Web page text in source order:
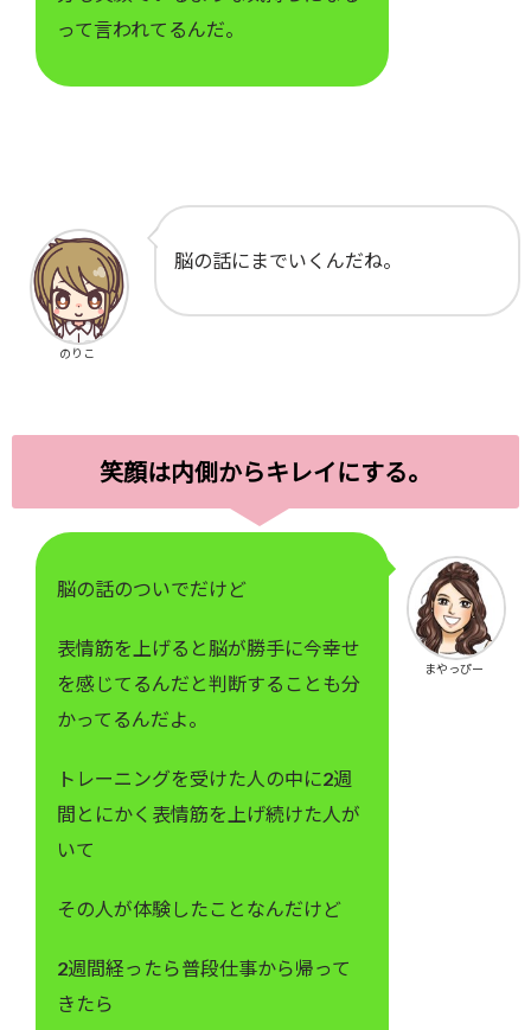
って言われてるんだ。
脳の話にまでいくんだね。
のりこ
笑顔は内側からキレイにする。
脳の話のついでだけど
表情筋を上げると脳が勝手に今幸せ
を感じてるんだと判断することも分
かってるんだよ。
トレーニングを受けた人の中に2週
間とにかく表情筋を上げ続けた人が
いて
その人が体験したことなんだけど
2週間経ったら普段仕事から帰って
きたら
まやっぴー